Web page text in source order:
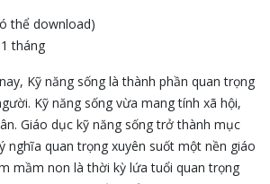
thể download)
tháng
Kỹ năng sống là thành phần quan trọng
Kỹ năng sống vừa mang tính xã hội,
Giáo dục kỹ năng sống trở thành mục
nghĩa quan trọng xuyên suốt một nền giáo
mầm non là thời kỳ lứa tuổi quan trọng